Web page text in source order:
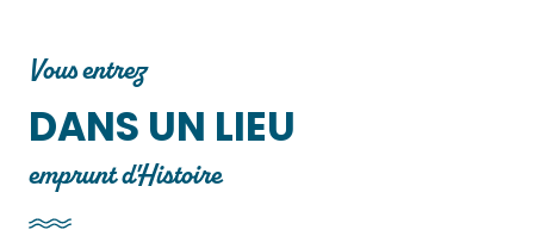
Vous entrez
DANS UN LIEU
emprunt d'Histoire